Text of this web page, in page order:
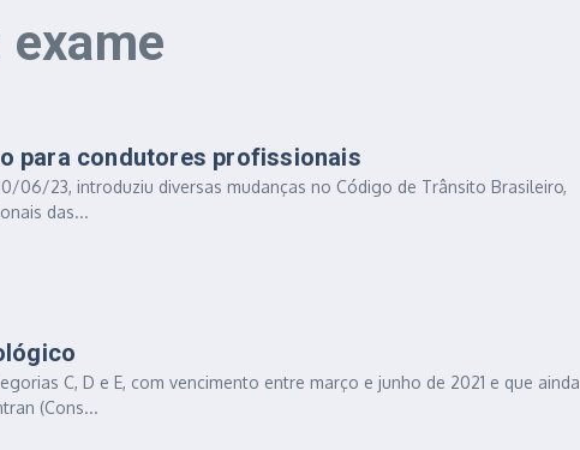
exame
para condutores profissionais
06/23, introduziu diversas mudanças no Código de Trânsito Brasileiro,
das...
C, D e E, com vencimento entre março e junho de 2021 e que ainda
(Cons...